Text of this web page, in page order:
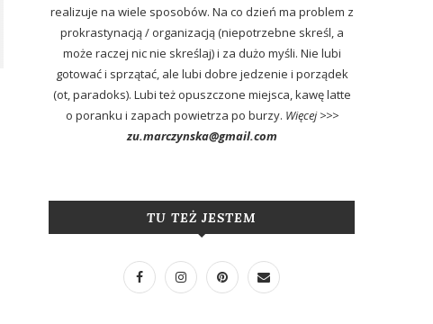
realizuje na wiele sposobów. Na co dzień ma problem z
prokrastynacją / organizacją (niepotrzebne skreśl, a
może raczej nic nie skreślaj) i za dużo myśli. Nie lubi
gotować i sprzątać, ale lubi dobre jedzenie i porządek
(ot, paradoks). Lubi też opuszczone miejsca, kawę latte
o poranku i zapach powietrza po burzy. Więcej >>>
zu.marczynska@gmail.com
TU TEŻ JESTEM